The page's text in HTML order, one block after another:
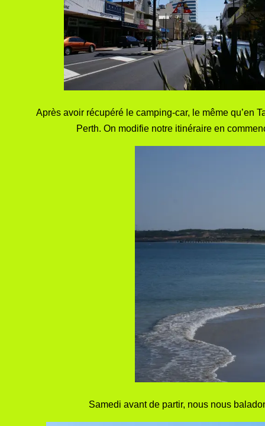
Après avoir récupéré le camping-car, le même qu’en
Perth. On modifie notre itinéraire en
Samedi avant de partir, nous nous